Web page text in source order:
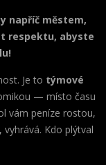
napříč městem,
respektu, abyste
Je to týmové
— místo času
vám peníze rostou,
Kdo plýtval